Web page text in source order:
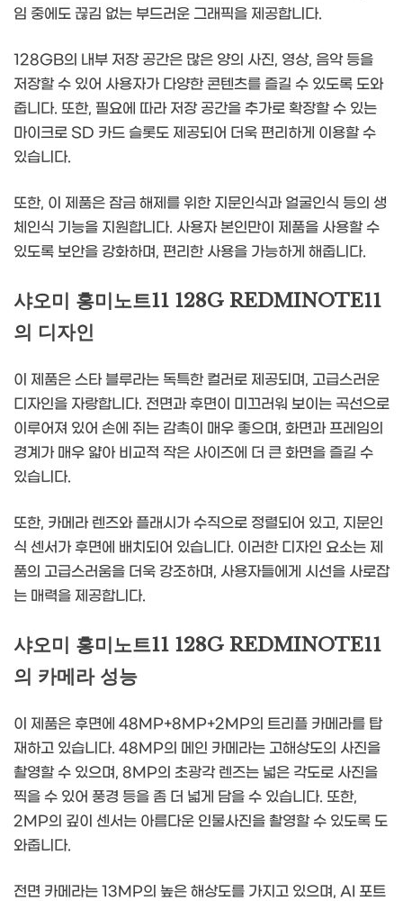
임 중에도 끊김 없는 부드러운 그래픽을 제공합니다.
128GB의 내부 저장 공간은 많은 양의 사진, 영상, 음악 등을
저장할 수 있어 사용자가 다양한 콘텐츠를 즐길 수 있도록 도와
줍니다. 또한, 필요에 따라 저장 공간을 추가로 확장할 수 있는
마이크로 SD 카드 슬롯도 제공되어 더욱 편리하게 이용할 수
있습니다.
또한, 이 제품은 잠금 해제를 위한 지문인식과 얼굴인식 등의 생
체인식 기능을 지원합니다. 사용자 본인만이 제품을 사용할 수
있도록 보안을 강화하며, 편리한 사용을 가능하게 해줍니다.
샤오미 홍미노트11 128G REDMINOTE11
의 디자인
이 제품은 스타 블루라는 독특한 컬러로 제공되며, 고급스러운
디자인을 자랑합니다. 전면과 후면이 미끄러워 보이는 곡선으로
이루어져 있어 손에 쥐는 감촉이 매우 좋으며, 화면과 프레임의
경계가 매우 얇아 비교적 작은 사이즈에 더 큰 화면을 즐길 수
있습니다.
또한, 카메라 렌즈와 플래시가 수직으로 정렬되어 있고, 지문인
식 센서가 후면에 배치되어 있습니다. 이러한 디자인 요소는 제
품의 고급스러움을 더욱 강조하며, 사용자들에게 시선을 사로잡
는 매력을 제공합니다.
샤오미 홍미노트11 128G REDMINOTE11
의 카메라 성능
이 제품은 후면에 48MP+8MP+2MP의 트리플 카메라를 탑
재하고 있습니다. 48MP의 메인 카메라는 고해상도의 사진을
촬영할 수 있으며, 8MP의 초광각 렌즈는 넓은 각도로 사진을
찍을 수 있어 풍경 등을 좀 더 넓게 담을 수 있습니다. 또한,
2MP의 깊이 센서는 아름다운 인물사진을 촬영할 수 있도록 도
와줍니다.
전면 카메라는 13MP의 높은 해상도를 가지고 있으며, AI 포트